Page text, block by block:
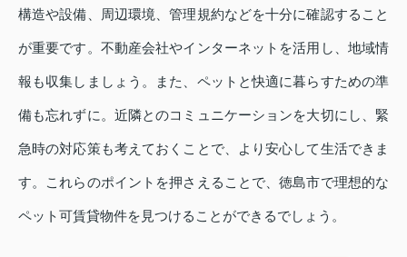
構造や設備、周辺環境、管理規約などを十分に確認すること
が重要です。不動産会社やインターネットを活用し、地域情
報も収集しましょう。また、ペットと快適に暮らすための準
備も忘れずに。近隣とのコミュニケーションを大切にし、緊
急時の対応策も考えておくことで、より安心して生活できま
す。これらのポイントを押さえることで、徳島市で理想的な
ペット可賃貸物件を見つけることができるでしょう。